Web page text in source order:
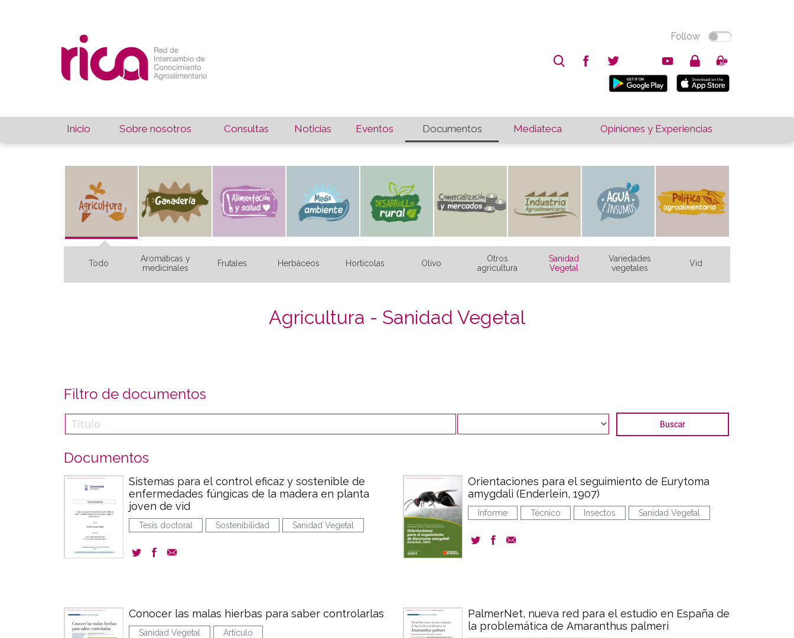
Follow
Inicio Sobre nosotros Consultas Noticias Eventos Documentos Mediateca Opiniones y Experiencias
Todo
Aromáticas y
medicinales
Frutales Herbáceos Hortícolas Olivo
Otros
agricultura
Sanidad
Vegetal
Variedades
vegetales
Vid
Agricultura - Sanidad Vegetal
Filtro de documentos
Documentos
Sistemas para el control eficaz y sostenible de
enfermedades fúngicas de la madera en planta
joven de vid
Tesis doctoral Sostenibilidad Sanidad Vegetal
Orientaciones para el seguimiento de Eurytoma
amygdali (Enderlein, 1907)
Informe Técnico Insectos Sanidad Vegetal
Conocer las malas hierbas para saber controlarlas
Sanidad Vegetal Artículo
PalmerNet, nueva red para el estudio en España de
la problemática de Amaranthus palmeri